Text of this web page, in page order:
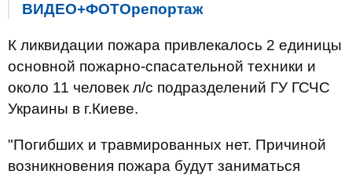
ВИДЕО+ФОТОрепортаж
К ликвидации пожара привлекалось 2 единицы
основной пожарно-спасательной техники и
около 11 человек л/с подразделений ГУ ГСЧС
Украины в г.Киеве.
"Погибших и травмированных нет. Причиной
возникновения пожара будут заниматься